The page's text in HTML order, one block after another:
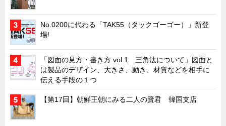
光る技術！未来へのモノづくり
ちょっとユニークなお客様
ビジサスニュース
ECOLOGY NEWS SCRAMBLE
わが街わが支店
支店所在地（歴史探訪）
ニッポン再発見
No.0200に代わる「TAK55（タックゴーゴー）」新登
場!
「図面の見方・書き方 vol.1 三角法について」図面と
は製品のデザイン、大きさ、動き、材質などを相手に
伝える手段の１つ
【第17回】朝鮮王朝にみる二人の賢君 韓国支店